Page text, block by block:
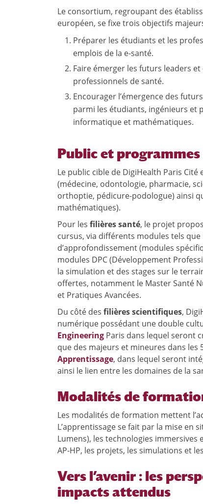
Le consortium, regroupant des
européen, se fixe trois objectifs
Préparer les étudiants et les
emplois de la e-santé.
Faire émerger les futurs leaders
professionnels de santé.
Encourager l’émergence des
parmi les étudiants, ingénieurs et
informatique et mathématiques.
Public et
Le public cible de DigiHealth Paris
(médecine, odontologie, pharmacie,
orthoptie, pédicure-podologue) ainsi
mathématiques).
Pour les filières santé, le projet
cursus, via différents modules tels
d’approfondissement (modules
modules DPC (Développement
la simulation et des stages sur le
offertes, notamment le Master Santé
et Pratiques Avancées.
Du côté des filières scientifiques,
numérique possédant une double
Engineering Paris dans lequel seront
que des majeurs et mineures dans les
Apprentissage, dans lequel seront
ainsi le lien entre les domaines de la
Modalités de
Les modalités de formation mettent
L’apprentissage se fait par la mise en
Lumens), les technologies immersives
AP-HP, les projets, les simulations et
Vers l’avenir : les
impacts attendus